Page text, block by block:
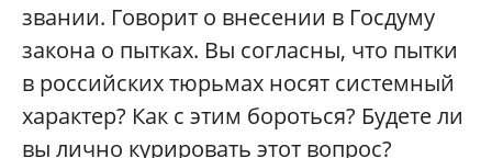
звании. Говорит о внесении в Госдуму
закона о пытках. Вы согласны, что пытки
в российских тюрьмах носят системный
характер? Как с этим бороться? Будете ли
вы лично курировать этот вопрос?